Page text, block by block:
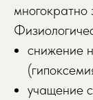
многократно
снижение
учащение